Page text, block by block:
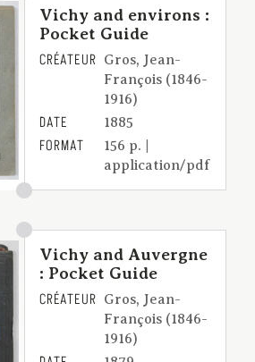
Vichy and environs :
Pocket Guide
CRÉATEUR Gros, Jean-
François (1846-
1916)
DATE 1885
FORMAT
156 p. |
application/pdf
Vichy and Auvergne
: Pocket Guide
CRÉATEUR Gros, Jean-
François (1846-
1916)